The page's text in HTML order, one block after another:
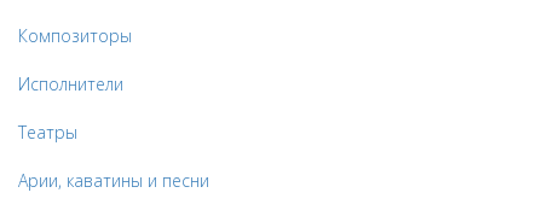
Композиторы
Исполнители
Театры
Арии, каватины и песни